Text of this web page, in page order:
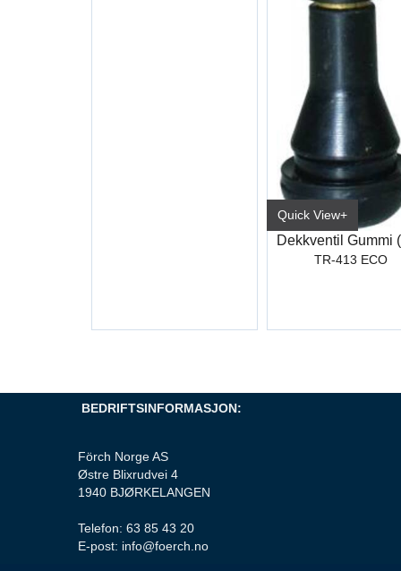
Quick View+
TR-413 ECO
BEDRIFTSINFORMASJON:
Förch Norge AS
Østre Blixrudvei 4
1940 BJØRKELANGEN
Telefon: 63 85 43 20
E-post: info@foerch.no